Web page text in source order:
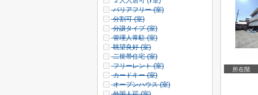
所在階
バリアフリー (室)
分割可 (室)
分譲タイプ (室)
管理人常駐 (室)
眺望良好 (室)
二世帯住宅 (室)
フリーレント (室)
カードキー (室)
オープンハウス (室)